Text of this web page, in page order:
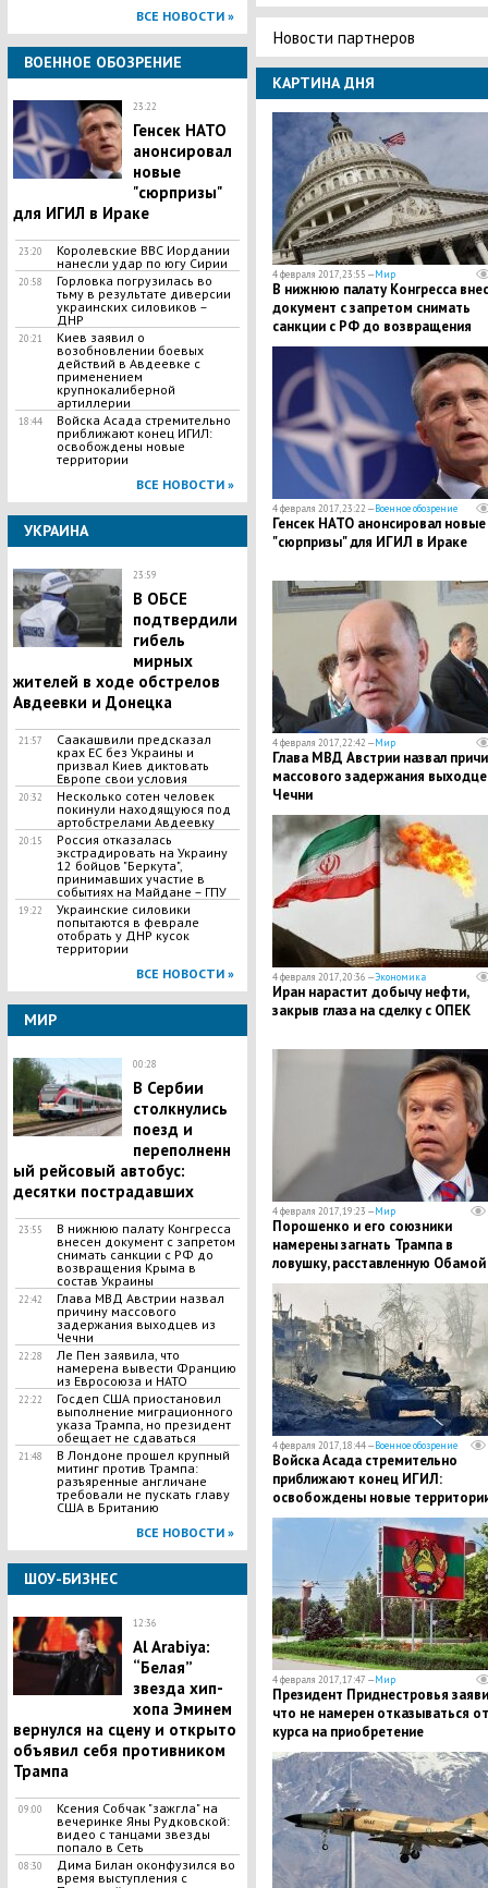
ВСЕ НОВОСТИ »
ВОЕННОЕ ОБОЗРЕНИЕ
23:22
Генсек НАТО
анонсировал
новые
"сюрпризы"
для ИГИЛ в Ираке
23:20
Королевские ВВС Иордании
нанесли удар по югу Сирии
20:58
Горловка погрузилась во
тьму в результате диверсии
украинских силовиков –
ДНР
20:21
Киев заявил о
возобновлении боевых
действий в Авдеевке с
применением
крупнокалиберной
артиллерии
18:44
Войска Асада стремительно
приближают конец ИГИЛ:
освобождены новые
территории
ВСЕ НОВОСТИ »
УКРАИНА
23:59
В ОБСЕ
подтвердили
гибель
мирных
жителей в ходе обстрелов
Авдеевки и Донецка
21:57
Саакашвили предсказал
крах ЕС без Украины и
призвал Киев диктовать
Европе свои условия
20:32
Несколько сотен человек
покинули находящуюся под
артобстрелами Авдеевку
20:15
Россия отказалась
экстрадировать на Украину
12 бойцов "Беркута",
принимавших участие в
событиях на Майдане – ГПУ
19:22
Украинские силовики
попытаются в феврале
отобрать у ДНР кусок
территории
ВСЕ НОВОСТИ »
МИР
00:28
В Сербии
столкнулись
поезд и
переполненн
ый рейсовый автобус:
десятки пострадавших
23:55
В нижнюю палату Конгресса
внесен документ с запретом
снимать санкции с РФ до
возвращения Крыма в
состав Украины
22:42
Глава МВД Австрии назвал
причину массового
задержания выходцев из
Чечни
22:28
Ле Пен заявила, что
намерена вывести Францию
из Евросоюза и НАТО
22:22
Госдеп США приостановил
выполнение миграционного
указа Трампа, но президент
обещает не сдаваться
21:48
В Лондоне прошел крупный
митинг против Трампа:
разъяренные англичане
требовали не пускать главу
США в Британию
ВСЕ НОВОСТИ »
ШОУ-БИЗНЕС
12:36
Al Arabiya:
“Белая”
звезда хип-
хопа Эминем
вернулся на сцену и открыто
объявил себя противником
Трампа
09:00
Ксения Собчак "зажгла" на
вечеринке Яны Рудковской:
видео с танцами звезды
попало в Сеть
08:30
Дима Билан оконфузился во
время выступления с
Новости партнеров
КАРТИНА ДНЯ
4 февраля 2017, 23:55 —Мир
В нижнюю палату Конгресса
документ с запретом снимать
санкции с РФ до возвращения
Крыма в состав Украины
4 февраля 2017, 23:22 —Военное обозрение
Генсек НАТО анонсировал новые
"сюрпризы" для ИГИЛ в Ираке
4 февраля 2017, 22:42 —Мир
Глава МВД Австрии назвал
массового задержания
Чечни
4 февраля 2017, 20:36 —Экономика
Иран нарастит добычу нефти,
закрыв глаза на сделку с ОПЕК
4 февраля 2017, 19:23 —Мир
Порошенко и его союзники
намерены загнать Трампа в
ловушку, расставленную Обамой
Пушков
4 февраля 2017, 18:44 —Военное обозрение
Войска Асада стремительно
приближают конец ИГИЛ:
освобождены новые
4 февраля 2017, 17:47 —Мир
Президент Приднестровья
что не намерен отказываться от
курса на приобретение
независимости